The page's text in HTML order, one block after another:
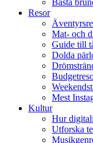
Bästa
Resor
Mat- och
Guide till
Dolda
Mest
Kultur
Hur
Utforska